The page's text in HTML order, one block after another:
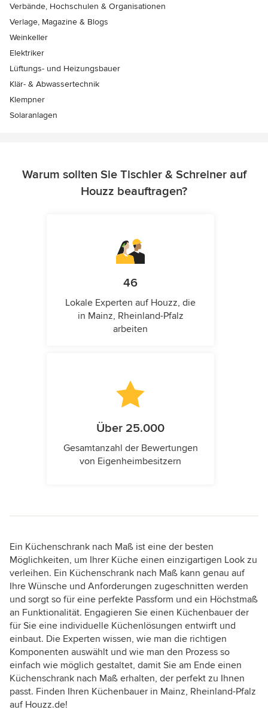
Verbände, Hochschulen & Organisationen
Verlage, Magazine & Blogs
Weinkeller
Elektriker
Lüftungs- und Heizungsbauer
Klär- & Abwassertechnik
Klempner
Solaranlagen
Warum sollten Sie Tischler & Schreiner auf
Houzz beauftragen?
46
Lokale Experten auf Houzz, die
in Mainz, Rheinland-Pfalz
arbeiten
Über 25.000
Gesamtanzahl der Bewertungen
von Eigenheimbesitzern
Ein Küchenschrank nach Maß ist eine der besten
Möglichkeiten, um Ihrer Küche einen einzigartigen Look zu
verleihen. Ein Küchenschrank nach Maß kann genau auf
Ihre Wünsche und Anforderungen zugeschnitten werden
und sorgt so für eine perfekte Passform und ein Höchstmaß
an Funktionalität. Engagieren Sie einen Küchenbauer der
für Sie eine individuelle Küchenlösungen entwirft und
einbaut. Die Experten wissen, wie man die richtigen
Komponenten auswählt und wie man den Prozess so
einfach wie möglich gestaltet, damit Sie am Ende einen
Küchenschrank nach Maß erhalten, der perfekt zu Ihnen
passt. Finden Ihren Küchenbauer in Mainz, Rheinland-Pfalz
auf Houzz.de!